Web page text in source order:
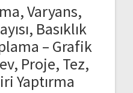
Varyans,
Basıklık
– Grafik
Proje, Tez,
Yaptırma